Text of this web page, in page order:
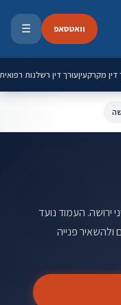
וואטסאפ ☰
דין מקרקעיןעורך דין רשלנות רפואית
ירושה. העמוד נועד
ולהשאיר פנייה